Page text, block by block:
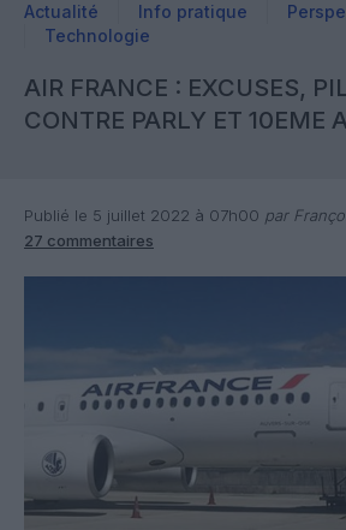
Actualité Info pratique
Technologie
AIR FRANCE : EXCUSES,
CONTRE PARLY ET 10EME
Publié le 5 juillet 2022 à 07h00 par
27 commentaires